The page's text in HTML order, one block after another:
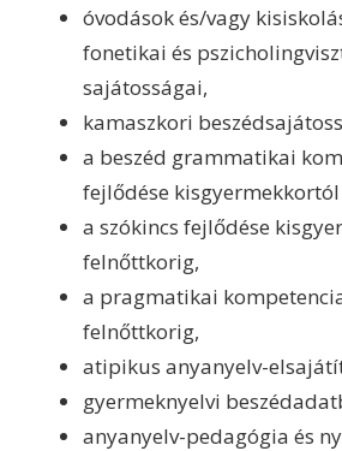
óvodások és/vagy
fonetikai és
sajátosságai,
kamaszkori
a beszéd grammatikai
fejlődése
a szókincs fejlődése
felnőttkorig,
a pragmatikai
felnőttkorig,
atipikus anyanyelv-
gyermeknyelvi
anyanyelv-pedagógia és